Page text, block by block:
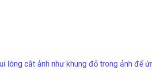
lòng cắt ảnh như khung đỏ trong ảnh để